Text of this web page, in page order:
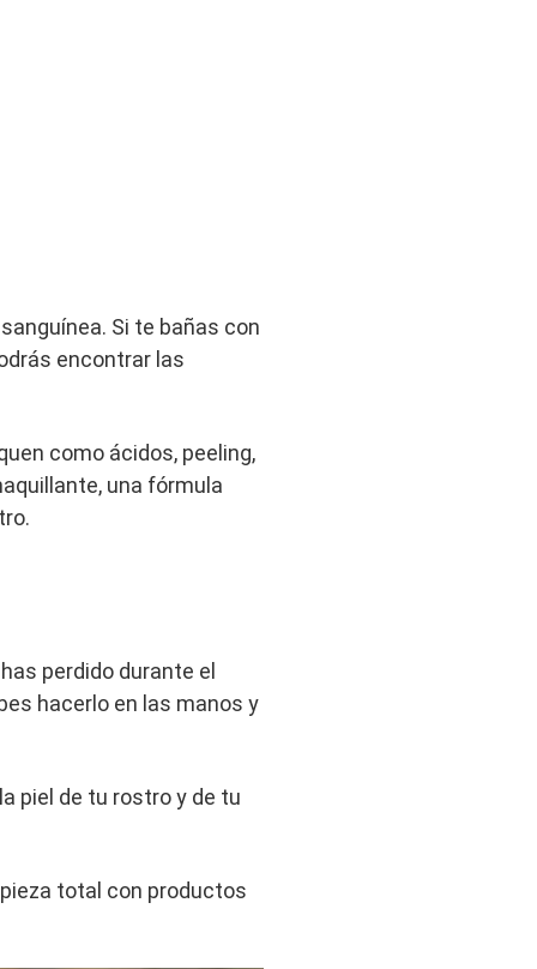
Si te bañas con
encontrar las
como ácidos, peeling,
una fórmula
perdido durante el
hacerlo en las manos y
piel de tu rostro y de tu
total con productos